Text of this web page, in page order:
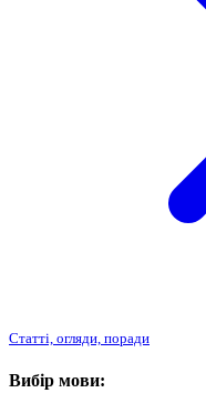
Статті, огляди, поради
Вибір мови: